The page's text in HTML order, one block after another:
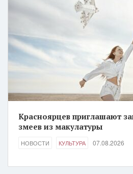
Красноярцев приглашают
змеев из макулатуры
НОВОСТИ КУЛЬТУРА 07.08.2026